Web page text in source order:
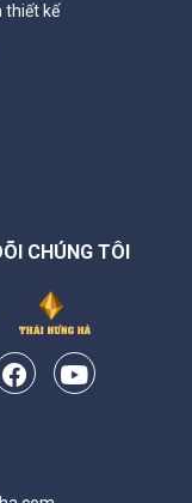
thiết kế
CHÚNG TÔI